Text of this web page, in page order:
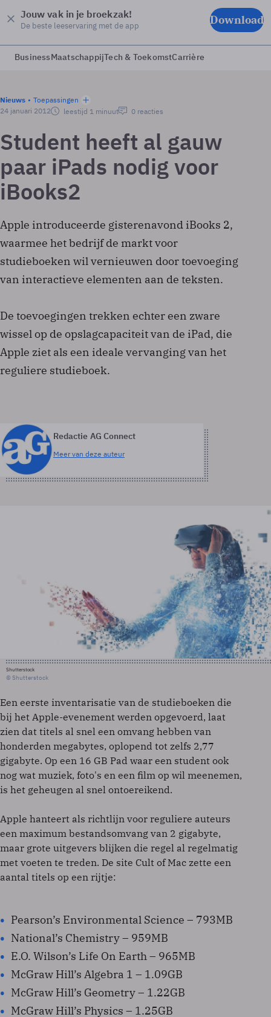
Jouw vak in je broekzak!
De beste leeservaring met de app Download
BusinessMaatschappijTech & ToekomstCarrière
Nieuws
Toepassingen
24 januari 2012
leestijd 1 minuut 0 reacties
Student heeft al gauw
paar iPads nodig voor
iBooks2
Apple introduceerde gisterenavond iBooks 2,
waarmee het bedrijf de markt voor
studieboeken wil vernieuwen door toevoeging
van interactieve elementen aan de teksten.
De toevoegingen trekken echter een zware
wissel op de opslagcapaciteit van de iPad, die
Apple ziet als een ideale vervanging van het
reguliere studieboek.
Redactie AG Connect
Meer van deze auteur
Shutterstock
© Shutterstock
Een eerste inventarisatie van de studieboeken die
bij het Apple-evenement werden opgevoerd, laat
zien dat titels al snel een omvang hebben van
honderden megabytes, oplopend tot zelfs 2,77
gigabyte. Op een 16 GB Pad waar een student ook
nog wat muziek, foto's en een film op wil meenemen,
is het geheugen al snel ontoereikend.
Apple hanteert als richtlijn voor reguliere auteurs
een maximum bestandsomvang van 2 gigabyte,
maar grote uitgevers blijken die regel al regelmatig
met voeten te treden. De site Cult of Mac zette een
aantal titels op een rijtje:
Pearson’s Environmental Science – 793MB
National’s Chemistry – 959MB
E.O. Wilson’s Life On Earth – 965MB
McGraw Hill’s Algebra 1 – 1.09GB
McGraw Hill’s Geometry – 1.22GB
McGraw Hill’s Physics – 1.25GB